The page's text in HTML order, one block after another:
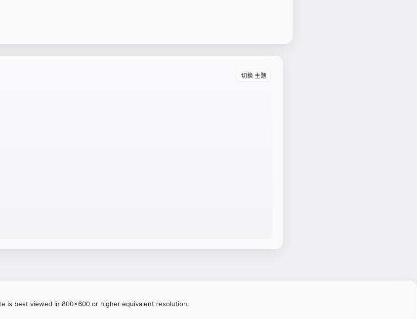
切换 主题
is best viewed in 800x600 or higher equivalent resolution.